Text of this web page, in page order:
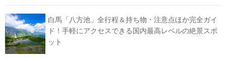
白馬「八方池」全行程＆持ち物・注意点ほか完全ガイ
ド！手軽にアクセスできる国内最高レベルの絶景スポ
ット